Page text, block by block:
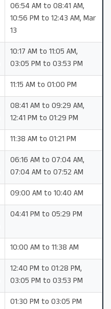
06:54 AM to 08:41 AM,
10:56 PM to 12:43 AM, Mar
13
10:17 AM to 11:05 AM,
03:05 PM to 03:53 PM
11:15 AM to 01:00 PM
08:41 AM to 09:29 AM,
12:41 PM to 01:29 PM
11:38 AM to 01:21 PM
06:16 AM to 07:04 AM,
07:04 AM to 07:52 AM
09:00 AM to 10:40 AM
04:41 PM to 05:29 PM
10:00 AM to 11:38 AM
12:40 PM to 01:28 PM,
03:05 PM to 03:53 PM
01:30 PM to 03:05 PM